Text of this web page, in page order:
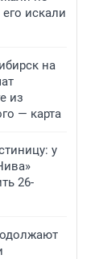
искали
на
из
— карта
у
26-